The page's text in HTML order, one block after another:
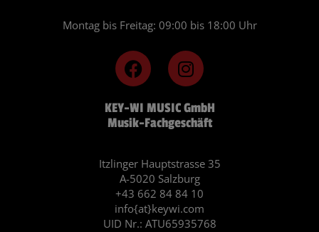
KEY-WI MUSIC GmbH
Musik-Fachgeschäft
Itzlinger Hauptstrasse 35
A-5020 Salzburg
+43 662 84 84 10
info{at}keywi.com
UID Nr.: ATU65935768
F
a
c
e
b
o
k
I
n
s
t
a
r
a
m
Montag bis Freitag: 09:00 bis 18:00 Uhr